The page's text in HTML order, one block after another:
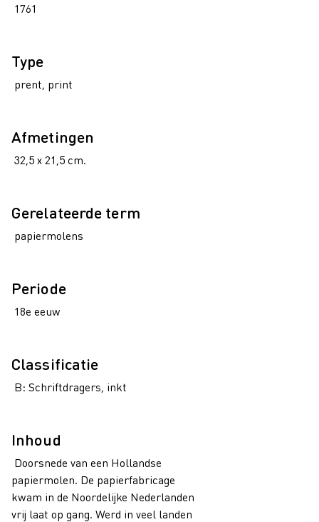
1761
Type
prent, print
Afmetingen
32,5 x 21,5 cm.
Gerelateerde term
papiermolens
Periode
18e eeuw
Classificatie
B: Schriftdragers, inkt
Inhoud
Doorsnede van een Hollandse
papiermolen. De papierfabricage
kwam in de Noordelijke Nederlanden
vrij laat op gang. Werd in veel landen